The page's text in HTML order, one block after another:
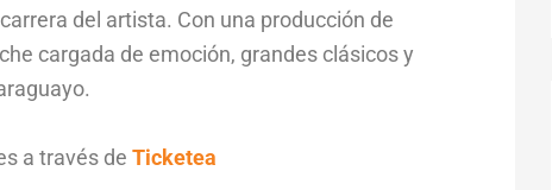
del artista. Con una producción de
cargada de emoción, grandes clásicos y
a través de Ticketea